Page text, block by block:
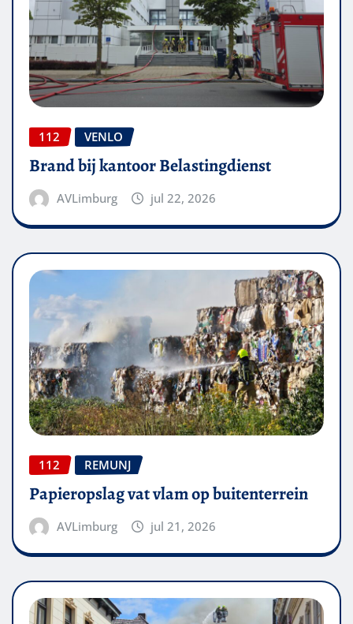
112 VENLO
Brand bij kantoor Belastingdienst
AVLimburg jul 22, 2026
112 REMUNJ
Papieropslag vat vlam op buitenterrein
AVLimburg jul 21, 2026